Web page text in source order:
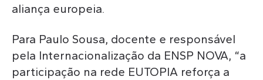
aliança europeia.
Para Paulo Sousa, docente e responsável
pela Internacionalização da ENSP NOVA, “a
participação na rede EUTOPIA reforça a